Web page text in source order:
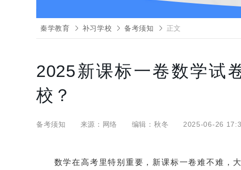
秦学教育 补习学校 备考须知 正文
2025新课标一卷数学试
校？
备考须知 来源：网络 编辑：秋冬 2025-06-26
数学在高考里特别重要，新课标一卷难不难，大